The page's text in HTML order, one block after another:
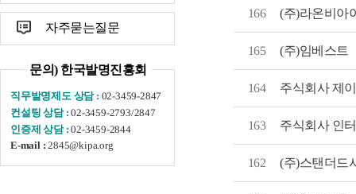
자주묻는질문
문의) 한국발명진흥회
직무발명제도 상담 : 02-3459-2847
컨설팅 상담 :02-3459-2793/2847
인증제 상담 :02-3459-2844
E-mail : 2845@kipa.org
166 (주)라온비아
165 (주)임베스트
164 주식회사 제
163 주식회사 인
162 (주)스탠더드